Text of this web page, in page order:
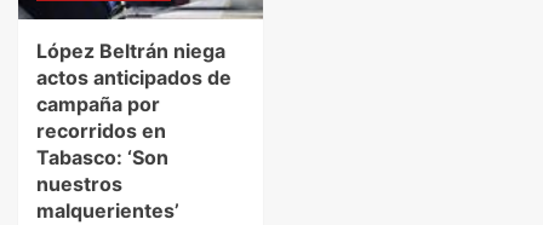
López Beltrán niega
actos anticipados de
campaña por
recorridos en
Tabasco: ‘Son
nuestros
malquerientes’